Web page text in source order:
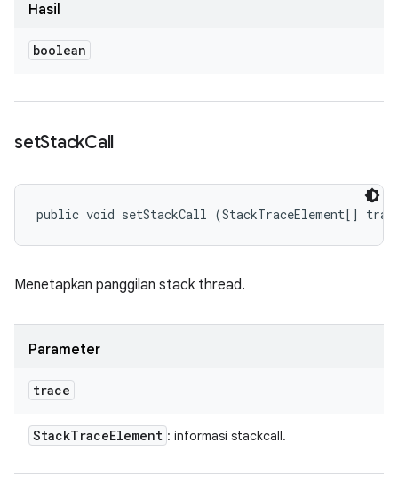
Hasil
boolean
setStackCall
public void setStackCall (StackTraceElement[]
Menetapkan panggilan stack thread.
Parameter
trace
StackTraceElement : informasi stackcall.